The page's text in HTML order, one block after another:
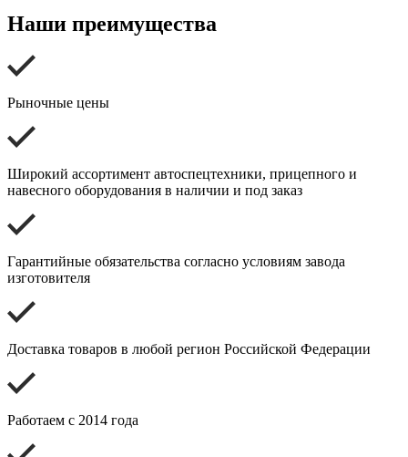
Наши преимущества
Рыночные цены
Широкий ассортимент автоспецтехники, прицепного и
навесного оборудования в наличии и под заказ
Гарантийные обязательства согласно условиям завода
изготовителя
Доставка товаров в любой регион Российской Федерации
Работаем с 2014 года